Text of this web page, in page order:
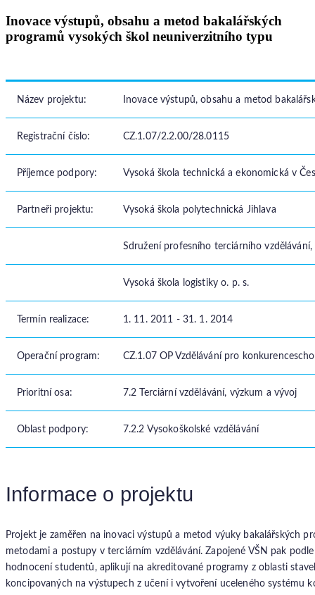
Inovace výstupů, obsahu a metod bakalářských
programů vysokých škol neuniverzitního typu
Název projektu: Inovace výstupů, obsahu a metod
Registrační číslo: CZ.1.07/2.2.00/28.0115
Příjemce podpory: Vysoká škola technická a ekonomická v
Partneři projektu: Vysoká škola polytechnická Jihlava
Sdružení profesního terciárního vzdělávání,
Vysoká škola logistiky o. p. s.
Termín realizace: 1. 11. 2011 - 31. 1. 2014
Operační program: CZ.1.07 OP Vzdělávání pro
Prioritní osa: 7.2 Terciární vzdělávání, výzkum a vývoj
Oblast podpory: 7.2.2 Vysokoškolské vzdělávání
Informace o projektu
Projekt je zaměřen na inovaci výstupů a metod výuky bakalářských
metodami a postupy v terciárním vzdělávání. Zapojené VŠN pak
hodnocení studentů, aplikují na akreditované programy z oblasti
koncipovaných na výstupech z učení i vytvoření uceleného systému